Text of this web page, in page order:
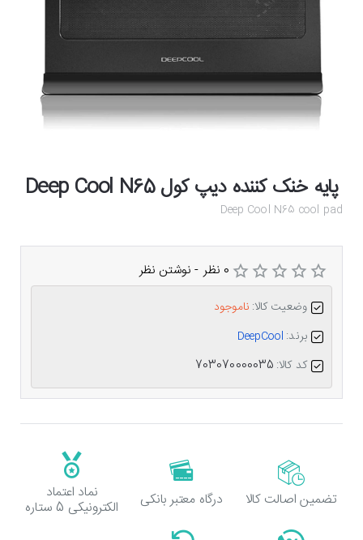
پایه خنک کننده دیپ کول Deep Cool N65
Deep Cool N65 cool pad
وضعیت کالا: ناموجود
برند: DeepCool
کد کالا: 703070000035
0 نظر - نوشتن نظر
تضمین اصالت کالا درگاه معتبر بانکی نماد اعتماد
الکترونیکی 5 ستاره